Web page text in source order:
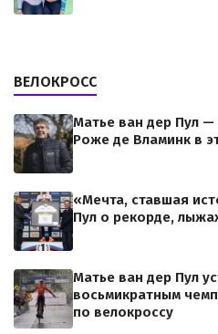
ВЕЛОКРОСС
Матье ван дер Пул
Роже де Вламинк в
«Мечта, ставшая
Пул о рекорде,
Матье ван дер Пул
восьмикратным
по велокроссу